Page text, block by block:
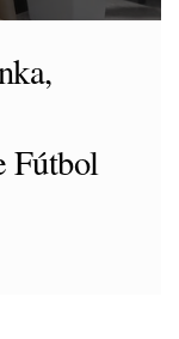
Fútbol